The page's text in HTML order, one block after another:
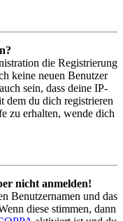
die Registrierung
keine neuen Benutzer
sein, dass deine IP-
dem du dich registrieren
zu erhalten, wende dich
nicht anmelden!
Benutzernamen und das
diese stimmen, dann